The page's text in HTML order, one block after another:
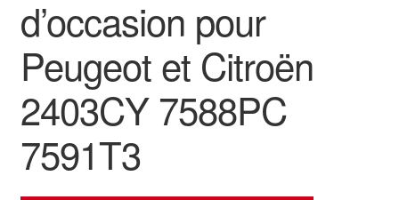
d’occasion pour
Peugeot et Citroën
2403CY 7588PC
7591T3